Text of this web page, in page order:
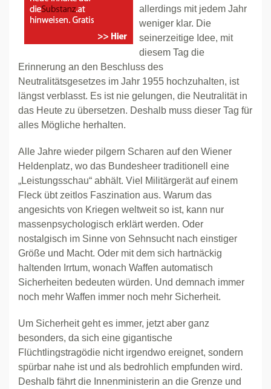
allerdings mit jedem Jahr
weniger klar. Die
seinerzeitige Idee, mit
diesem Tag die
Erinnerung an den Beschluss des
Neutralitätsgesetzes im Jahr 1955 hochzuhalten, ist
längst verblasst. Es ist nie gelungen, die Neutralität in
das Heute zu übersetzen. Deshalb muss dieser Tag für
alles Mögliche herhalten.
Alle Jahre wieder pilgern Scharen auf den Wiener
Heldenplatz, wo das Bundesheer traditionell eine
„Leistungsschau“ abhält. Viel Militärgerät auf einem
Fleck übt zeitlos Faszination aus. Warum das
angesichts von Kriegen weltweit so ist, kann nur
massenpsychologisch erklärt werden. Oder
nostalgisch im Sinne von Sehnsucht nach einstiger
Größe und Macht. Oder mit dem sich hartnäckig
haltenden Irrtum, wonach Waffen automatisch
Sicherheiten bedeuten würden. Und demnach immer
noch mehr Waffen immer noch mehr Sicherheit.
Um Sicherheit geht es immer, jetzt aber ganz
besonders, da sich eine gigantische
Flüchtlingstragödie nicht irgendwo ereignet, sondern
spürbar nahe ist und als bedrohlich empfunden wird.
Deshalb fährt die Innenministerin an die Grenze und